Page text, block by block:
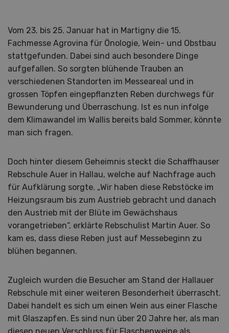
Vom 23. bis 25. Januar hat in Martigny die 15.
Fachmesse Agrovina für Önologie, Wein- und Obstbau
stattgefunden. Dabei sind auch besondere Dinge
aufgefallen. So sorgten blühende Trauben an
verschiedenen Standorten im Messeareal und in
grossen Töpfen eingepflanzten Reben durchwegs für
Bewunderung und Überraschung. Ist es nun infolge
dem Klimawandel im Wallis bereits bald Sommer, könnte
man sich fragen.
Doch hinter diesem Geheimnis steckt die Schaffhauser
Rebschule Auer in Hallau, welche auf Nachfrage auch
für Aufklärung sorgte. „Wir haben diese Rebstöcke im
Heizungsraum bis zum Austrieb gebracht und danach
den Austrieb mit der Blüte im Gewächshaus
vorangetrieben“, erklärte Rebschulist Martin Auer. So
kam es, dass diese Reben just auf Messebeginn zu
blühen begannen.
Zugleich wurden die Besucher am Stand der Hallauer
Rebschule mit einer weiteren Besonderheit überrascht.
Dabei handelt es sich um einen Wein aus einer Flasche
mit Glaszapfen. Es sind nun über 20 Jahre her, als man
diesen neuen Verschluss für Flaschenweine als